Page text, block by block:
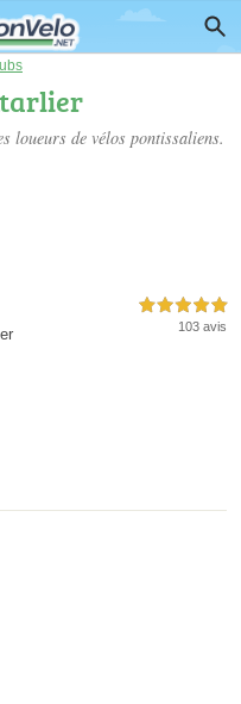
loueurs de vélos pontissaliens.
5,0 étoiles sur 5
103 avis